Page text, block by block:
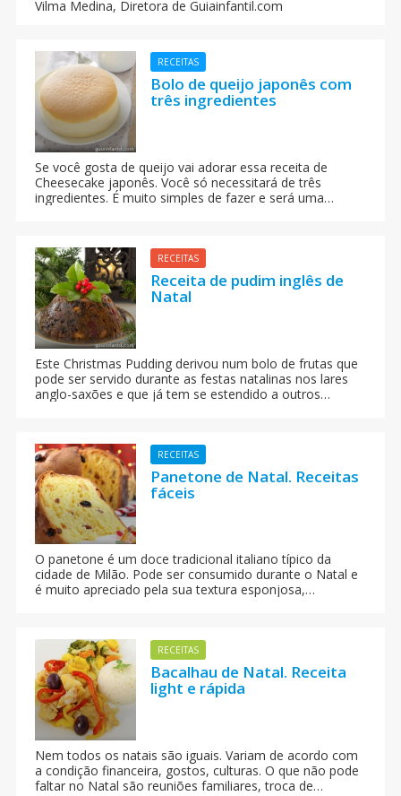
hambúrguer americano caseiro. Aprenda essa receita.
Vilma Medina, Diretora de Guiainfantil.com
RECEITAS
Bolo de queijo japonês com
três ingredientes
Se você gosta de queijo vai adorar essa receita de
Cheesecake japonês. Você só necessitará de três
ingredientes. É muito simples de fazer e será uma
RECEITAS
Receita de pudim inglês de
Natal
Este Christmas Pudding derivou num bolo de frutas que
pode ser servido durante as festas natalinas nos lares
anglo-saxões e que já tem se estendido a outros
RECEITAS
Panetone de Natal. Receitas
fáceis
O panetone é um doce tradicional italiano típico da
cidade de Milão. Pode ser consumido durante o Natal e
é muito apreciado pela sua textura esponjosa,
recheado com frutas cristalizadas, passas, frutas e até
pedaços de chocolate.RECEITAS
Bacalhau de Natal. Receita
light e rápida
Nem todos os natais são iguais. Variam de acordo com
a condição financeira, gostos, culturas. O que não pode
faltar no Natal são reuniões familiares, troca de